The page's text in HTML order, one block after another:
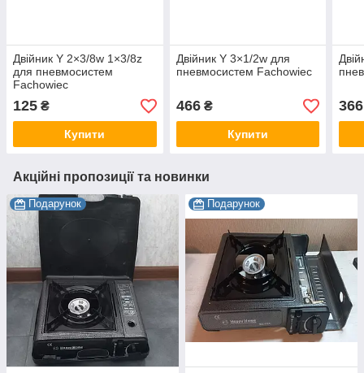
Двійник Y 2×3/8w 1×3/8z
для пневмосистем
Fachowiec
125 ₴
Купити
Двійник Y 3×1/2w для
пневмосистем Fachowiec
466₴
Купити
366
Акційні пропозиції та новинки
Подарунок Подарунок